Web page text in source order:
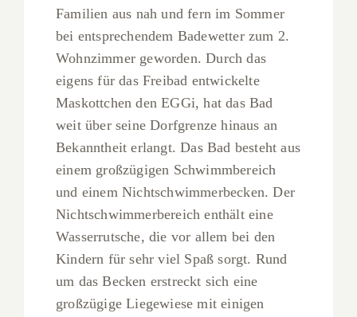
Familien aus nah und fern im Sommer
bei entsprechendem Badewetter zum 2.
Wohnzimmer geworden. Durch das
eigens für das Freibad entwickelte
Maskottchen den EGGi, hat das Bad
weit über seine Dorfgrenze hinaus an
Bekanntheit erlangt. Das Bad besteht aus
einem großzügigen Schwimmbereich
und einem Nichtschwimmerbecken. Der
Nichtschwimmerbereich enthält eine
Wasserrutsche, die vor allem bei den
Kindern für sehr viel Spaß sorgt. Rund
um das Becken erstreckt sich eine
großzügige Liegewiese mit einigen